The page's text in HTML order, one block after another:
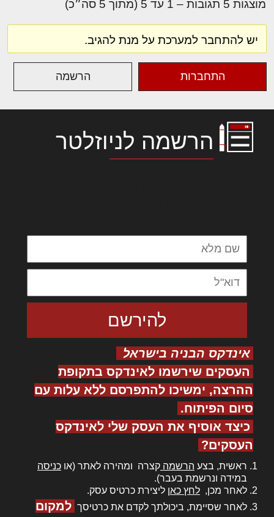
מוצגות 5 תגובות – 1 עד 5 (מתוך 5 סה״כ)
יש להתחבר למערכת על מנת להגיב.
התחברות הרשמה
הרשמה לניוזלטר
אינדקס הבניה בישראל
העסקים שירשמו לאינדקס בתקופת
ההרצה, ימשיכו להתפרסם ללא עלות עם
סיום הפיתוח.
כיצד אוסיף את העסק שלי לאינדקס
העסקים?
ראשית, בצע הרשמה קצרה ומהירה לאתר (או כניסה
במידה ונרשמת בעבר).
לאחר מכן, לחץ כאן ליצירת כרטיס עסק.
לאחר שסיימת, ביכולתך לקדם את כרטיסך למקום